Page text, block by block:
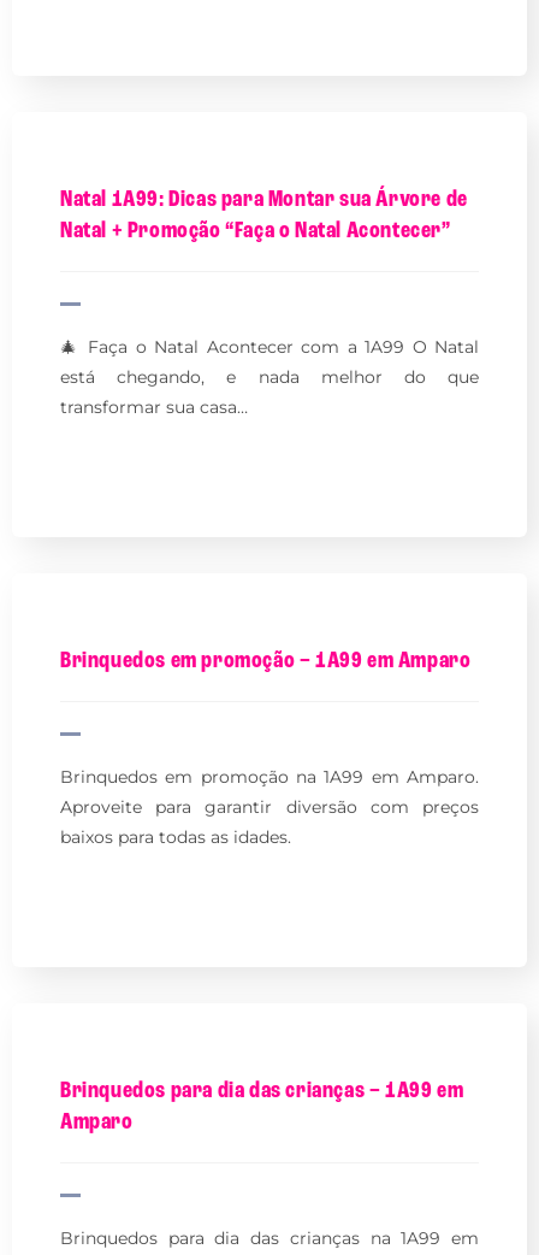
Natal 1A99: Dicas para Montar sua Árvore de
Natal + Promoção “Faça o Natal Acontecer”
🎄 Faça o Natal Acontecer com a 1A99 O Natal
está chegando, e nada melhor do que
transformar sua casa…
Brinquedos em promoção – 1A99 em Amparo
Brinquedos em promoção na 1A99 em Amparo.
Aproveite para garantir diversão com preços
baixos para todas as idades.
Brinquedos para dia das crianças – 1A99 em
Amparo
Brinquedos para dia das crianças na 1A99 em